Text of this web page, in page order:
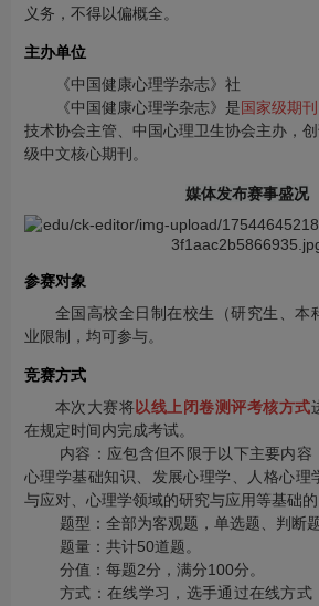
义务，不得以偏概全。
主办单位
《中国健康心理学杂志》社
《中国健康心理学杂志》是国家级期刊
技术协会主管、中国心理卫生协会主办，
级中文核心期刊。
媒体发布赛事盛况
参赛对象
全国高校全日制在校生（研究生、本
业限制，均可参与。
竞赛方式
本次大赛将以线上闭卷测评考核方式
在规定时间内完成考试。
内容：应包含但不限于以下主要内容
心理学基础知识、发展心理学、人格心理
与应对、心理学领域的研究与应用等基础的
题型：全部为客观题，单选题、判断题
题量：共计50道题。
分值：每题2分，满分100分。
方式：在线学习，选手通过在线方式